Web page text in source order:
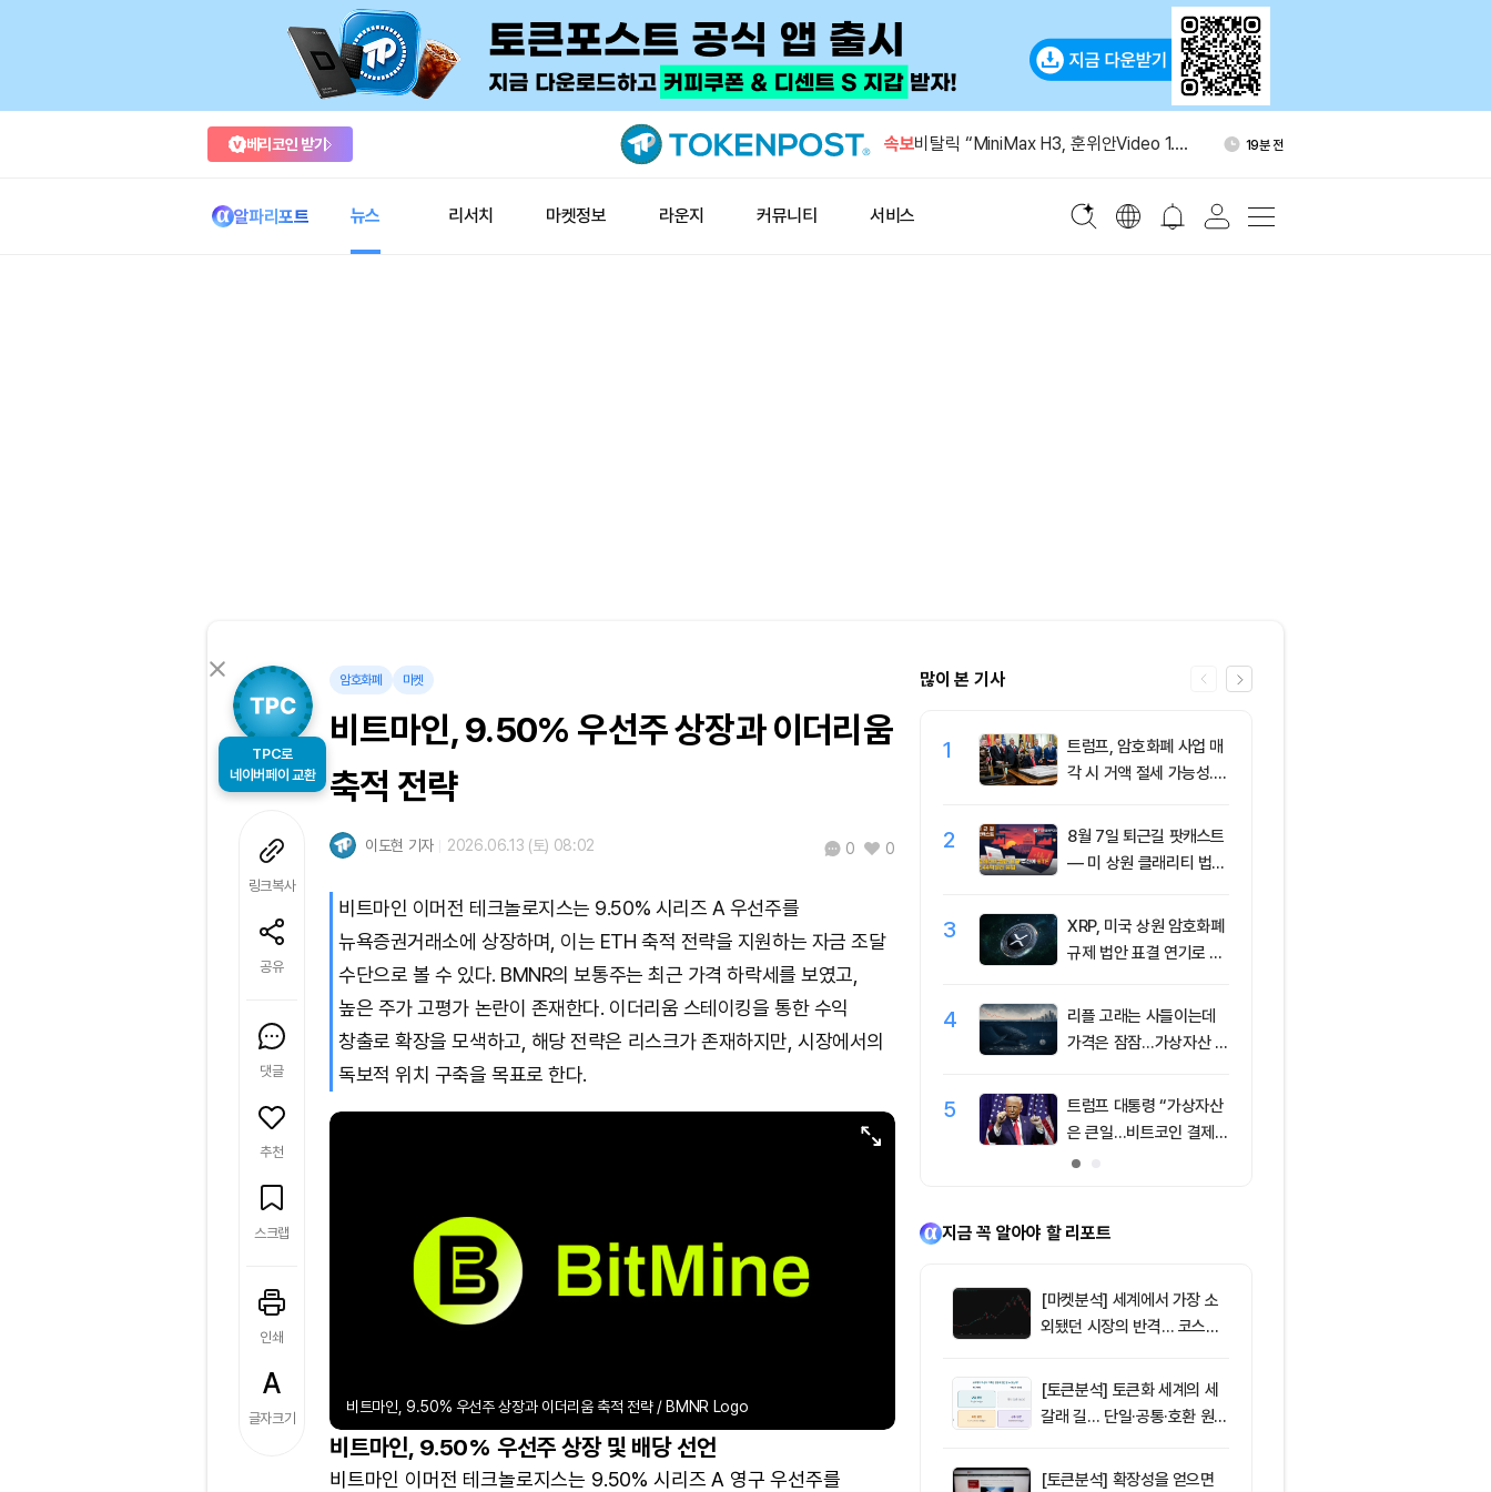
베리코인 받기 속보
미국 7월 고용 2만3000명 감소…실업률
1시간 전
비탈릭 “MiniMax H3, 훈위안Video 1.5
19분 전
알파리포트 뉴스 리서치 마켓정보 라운지 커뮤니티 서비스
TPC로
네이버페이 교환
링크복사
공유
댓글
추천
스크랩
인쇄
글자크기
암호화폐 마켓
비트마인, 9.50% 우선주 상장과 이더리움
축적 전략
이도현 기자 2026.06.13 (토) 08:02 0 0
비트마인 이머전 테크놀로지스는 9.50% 시리즈 A 우선주를
뉴욕증권거래소에 상장하며, 이는 ETH 축적 전략을 지원하는 자금 조달
수단으로 볼 수 있다. BMNR의 보통주는 최근 가격 하락세를 보였고,
높은 주가 고평가 논란이 존재한다. 이더리움 스테이킹을 통한 수익
창출로 확장을 모색하고, 해당 전략은 리스크가 존재하지만, 시장에서의
독보적 위치 구축을 목표로 한다.
비트마인, 9.50% 우선주 상장과 이더리움 축적 전략 / BMNR Logo
비트마인, 9.50% 우선주 상장 및 배당 선언
비트마인 이머전 테크놀로지스는 9.50% 시리즈 A 영구 우선주를
많이 본 기사
1
트럼프, 암호화폐 사업 매
각 시 거액 절세 가능성...
주목
2
8월 7일 퇴근길 팟캐스트
— 미 상원 클래리티 법안
F 3일 연속 유입
3
XRP, 미국 상원 암호화폐
규제 법안 표결 연기로 급
4
리플 고래는 사들이는데
가격은 잠잠…가상자산 바
5
트럼프 대통령 “가상자산
은 큰일…비트코인 결제
늘어”
지금 꼭 알아야 할 리포트
[마켓분석] 세계에서 가장 소
외됐던 시장의 반격… 코스피
[토큰분석] 토큰화 세계의 세
갈래 길… 단일·공통·호환 원장
명
[토큰분석] 확장성을 얻으면